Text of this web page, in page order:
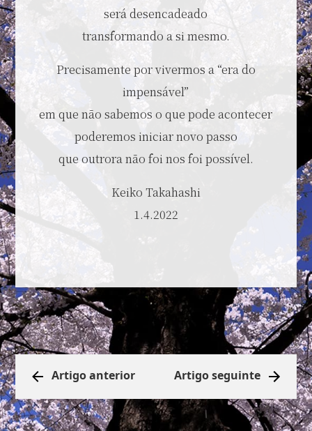
será desencadeado
transformando a si mesmo.
Precisamente por vivermos a “era do
impensável”
em que não sabemos o que pode acontecer
poderemos iniciar novo passo
que outrora não foi nos foi possível.
Keiko Takahashi
1.4.2022
Artigo anterior Artigo seguinte